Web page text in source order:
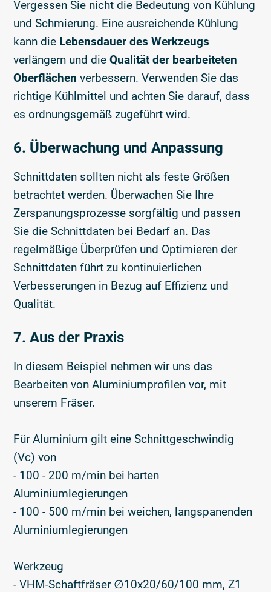
Vergessen Sie nicht die Bedeutung von Kühlung
und Schmierung. Eine ausreichende Kühlung
kann die Lebensdauer des Werkzeugs
verlängern und dieQualität der bearbeiteten
Oberflächen verbessern. Verwenden Sie das
richtige Kühlmittel und achten Sie darauf, dass
es ordnungsgemäß zugeführt wird.
6. Überwachung und Anpassung
Schnittdaten sollten nicht als feste Größen
betrachtet werden. Überwachen Sie Ihre
Zerspanungsprozesse sorgfältig und passen
Sie die Schnittdaten bei Bedarf an. Das
regelmäßige Überprüfen und Optimieren der
Schnittdaten führt zu kontinuierlichen
Verbesserungen in Bezug auf Effizienz und
Qualität.
7. Aus der Praxis
In diesem Beispiel nehmen wir uns das
Bearbeiten von Aluminiumprofilen vor, mit
unserem Fräser.
Für Aluminium gilt eine Schnittgeschwindig
(Vc) von
- 100 - 200 m/min bei harten
Aluminiumlegierungen
- 100 - 500 m/min bei weichen, langspanenden
Aluminiumlegierungen
Werkzeug
- VHM-Schaftfräser ∅10x20/60/100 mm, Z1